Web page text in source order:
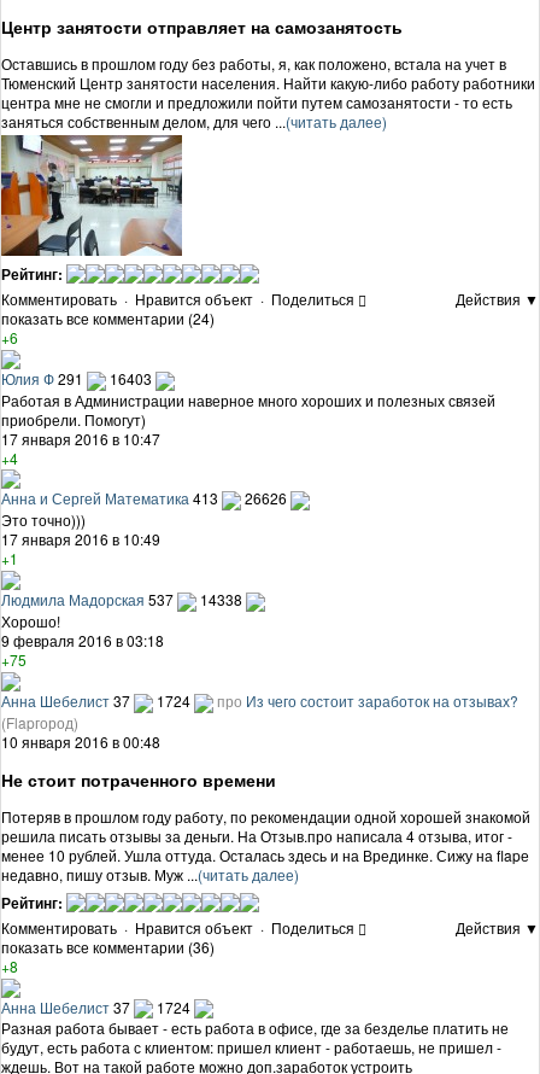
Центр занятости отправляет на самозанятость
Оставшись в прошлом году без работы, я, как положено, встала на учет в
Тюменский Центр занятости населения. Найти какую-либо работу работники
центра мне не смогли и предложили пойти путем самозанятости - то есть
заняться собственным делом, для чего ...(читать далее)
Рейтинг:
Комментировать · Нравится объект · Поделиться
Действия ▼
показать все комментарии (24)
+6
Юлия Ф291
16403
Работая в Администрации наверное много хороших и полезных связей
приобрели. Помогут)
17 января 2016 в 10:47
+4
Анна и Сергей Математика413
26626
Это точно)))
17 января 2016 в 10:49
+1
Людмила Мадорская 537
14338
Хорошо!
9 февраля 2016 в 03:18
+75
Анна Шебелист37 1724 про Из чего состоит заработок на отзывах?
(Flapгород)
10 января 2016 в 00:48
Не стоит потраченного времени
Потеряв в прошлом году работу, по рекомендации одной хорошей знакомой
решила писать отзывы за деньги. На Отзыв.про написала 4 отзыва, итог -
менее 10 рублей. Ушла оттуда. Осталась здесь и на Врединке. Сижу на flapе
недавно, пишу отзыв. Муж ...(читать далее)
Рейтинг:
Комментировать · Нравится объект · Поделиться
Действия ▼
показать все комментарии (36)
+8
Анна Шебелист37
1724
Разная работа бывает - есть работа в офисе, где за безделье платить не
будут, есть работа с клиентом: пришел клиент - работаешь, не пришел -
ждешь. Вот на такой работе можно доп.заработок устроить